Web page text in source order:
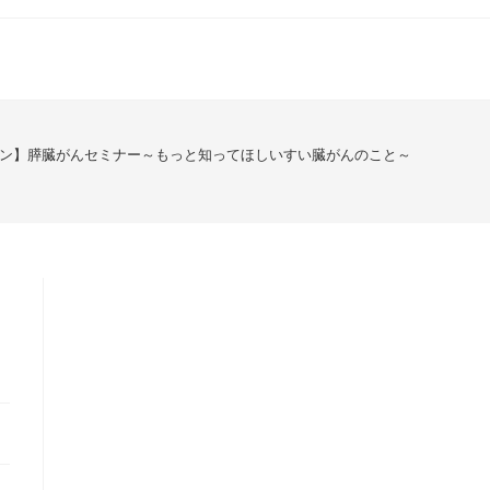
】膵臓がんセミナー～もっと知ってほしいすい臓がんのこと～